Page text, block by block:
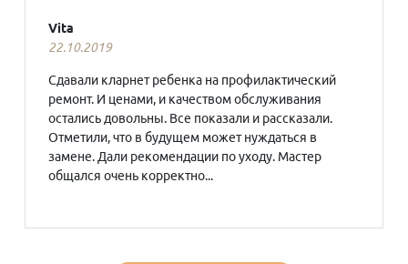
Vita
22.10.2019
Сдавали кларнет ребенка на профилактический
ремонт. И ценами, и качеством обслуживания
остались довольны. Все показали и рассказали.
Отметили, что в будущем может нуждаться в
замене. Дали рекомендации по уходу. Мастер
общался очень корректно...